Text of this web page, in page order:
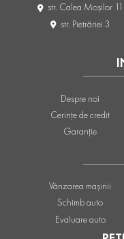
Vânzarea mașinii
Schimb auto
Evaluare auto
Despre noi
Cerințe de credit
Garanție
str. Calea Moşilor 11
str. Pietrăriei 3